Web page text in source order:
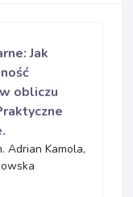
Jak
obliczu
Adrian Kamola,